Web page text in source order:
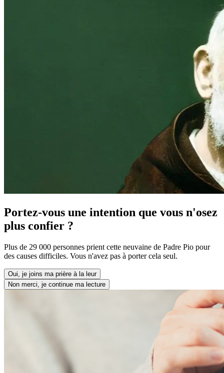
Portez-vous une intention que vous n'osez
plus confier ?
Plus de 29 000 personnes prient cette neuvaine de Padre Pio pour
des causes difficiles. Vous n'avez pas à porter cela seul.
Oui, je joins ma prière à la leur
Non merci, je continue ma lecture